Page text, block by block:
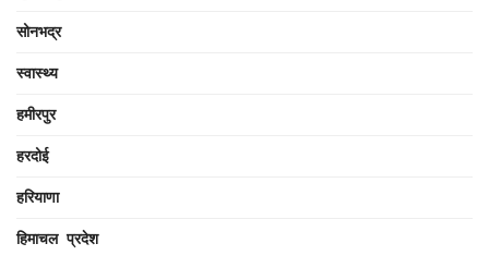
सोनभद्र
स्वास्थ्य
हमीरपुर
हरदोई
हरियाणा
हिमाचल प्रदेश